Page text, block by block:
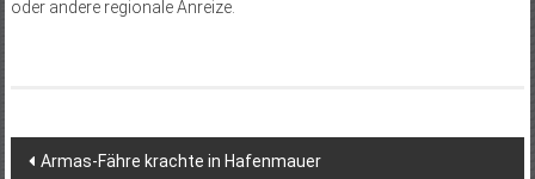
oder andere regionale Anreize.
Beitragsnavigation
Armas-Fähre krachte in Hafenmauer